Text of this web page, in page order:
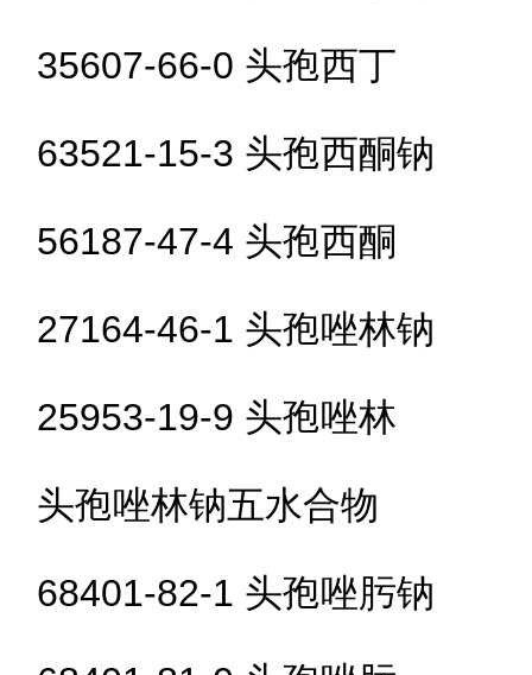
35607-66-0 头孢西丁
63521-15-3 头孢西酮钠
56187-47-4 头孢西酮
27164-46-1 头孢唑林钠
25953-19-9 头孢唑林
头孢唑林钠五水合物
68401-82-1 头孢唑肟钠